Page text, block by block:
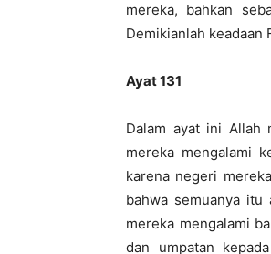
mereka, bahkan
Demikianlah keadaan
Ayat 131
Dalam ayat ini Allah
mereka mengalami
karena negeri
bahwa semuanya
mereka mengalami
dan umpatan